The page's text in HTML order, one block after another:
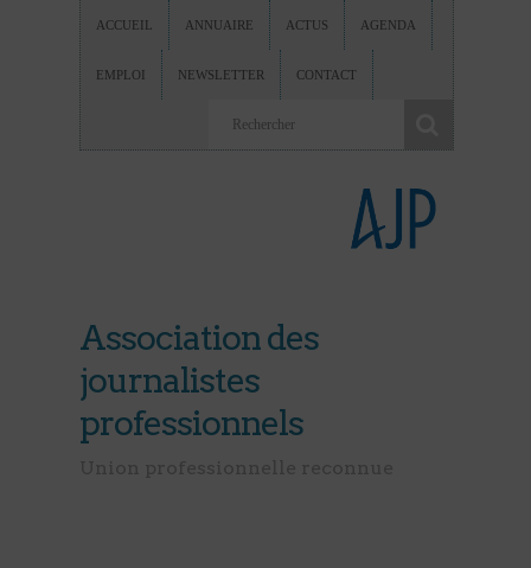
ACCUEIL ANNUAIRE ACTUS AGENDA
EMPLOI NEWSLETTER CONTACT
Association des
journalistes
professionnels